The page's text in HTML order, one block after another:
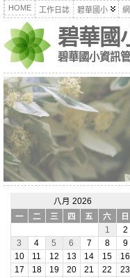
HOME 工作日誌 碧華國小
碧華國
碧華國小資訊
八月 2026
一
二 三 四 五 六
日
1
2
3
4 5 6 7 8
9
10
11 12 13 14 15
16
17
18 19 20 21 22
23